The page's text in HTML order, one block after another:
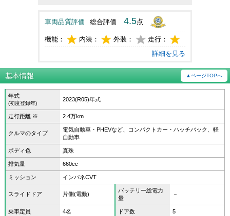
車両品質評価 総合評価 4.5点
機能： 内装： 外装：
走行：
詳細を見る
基本情報 ▲ページTOPへ
年式
(初度登録年)
2023(R05)年式
走行距離 ※ 2.4万km
クルマのタイプ
電気自動車・PHEVなど、コンパクトカー・ハッチバック、軽
自動車
ボディ色 真珠
排気量 660cc
ミッション インパネCVT
スライドドア 片側(電動)
バッテリー総電力
量
－
乗車定員 4名 ドア数 5